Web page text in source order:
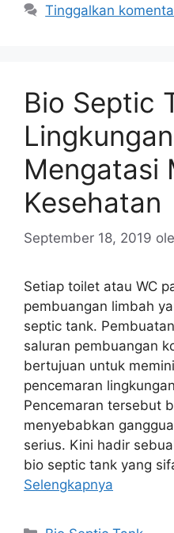
Tinggalkan
Bio Septic
Mengatasi
Kesehatan
September 18, 2019
Setiap toilet atau WC
pembuangan limbah
septic tank.
saluran pembuangan
bertujuan untuk
pencemaran
Pencemaran tersebut
menyebabkan
serius. Kini hadir
bio septic tank yang
Selengkapnya